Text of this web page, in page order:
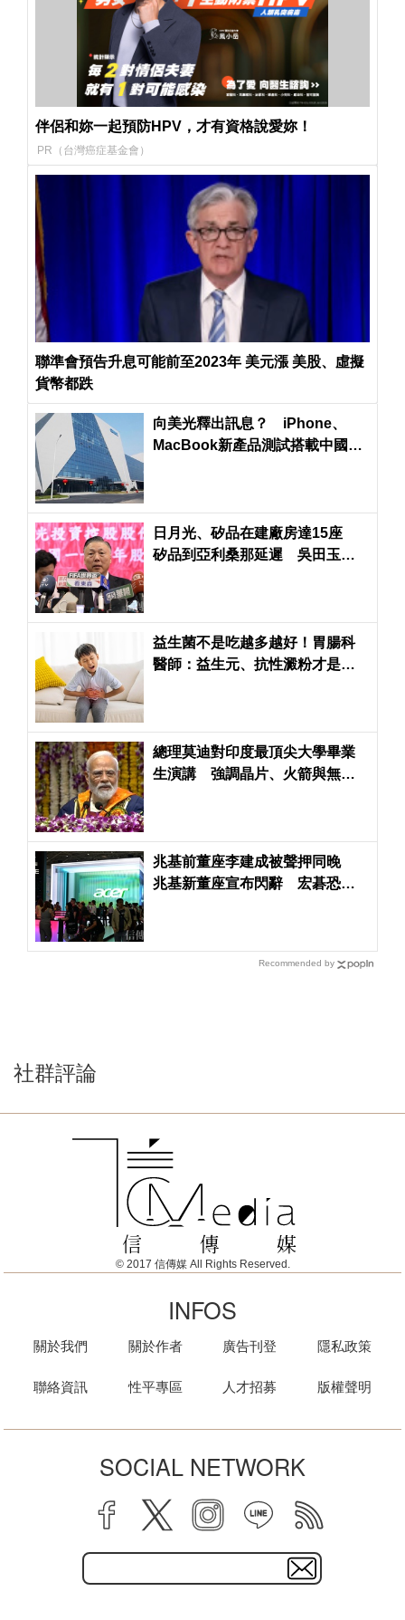
伴侶和妳一起預防HPV，才有資格說愛妳！
PR（台灣癌症基金會）
聯準會預告升息可能前至2023年 美元漲 美股、虛擬
貨幣都跌
向美光釋出訊息？ iPhone、
MacBook新產品測試搭載中國製
日月光、矽品在建廠房達15座
矽品到亞利桑那延遲 吳田玉對
益生菌不是吃越多越好！胃腸科
醫師：益生元、抗性澱粉才是腸
總理莫迪對印度最頂尖大學畢業
生演講 強調晶片、火箭與無人
兆基前董座李建成被聲押同晚
兆基新董座宣布閃辭 宏碁恐得
Recommended by
社群評論
© 2017 信傳媒 All Rights Reserved.
INFOS
關於我們
聯絡資訊
關於作者
性平專區
廣告刊登
人才招募
隱私政策
版權聲明
SOCIAL NETWORK
facebook twitter instagram